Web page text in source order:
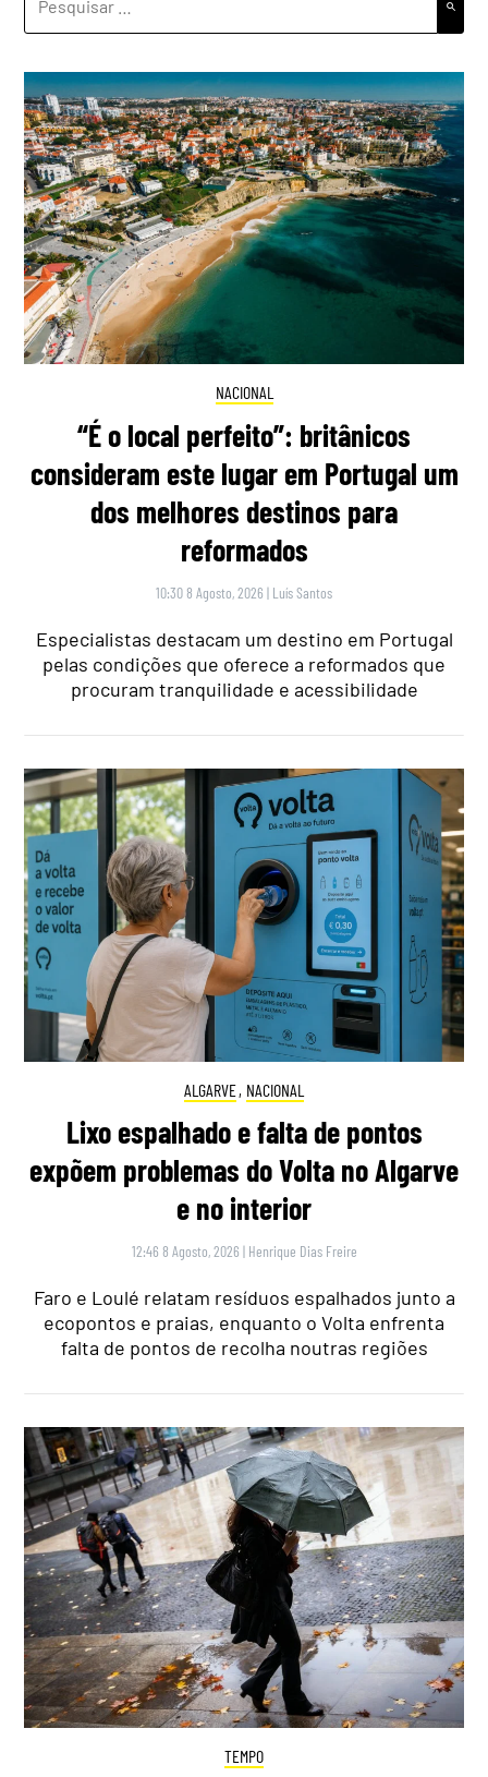
POR:
NACIONAL
“É o local perfeito”: britânicos
consideram este lugar em Portugal um
dos melhores destinos para
reformados
10:30 8 Agosto, 2026 | Luís Santos
Especialistas destacam um destino em Portugal
pelas condições que oferece a reformados que
procuram tranquilidade e acessibilidade
ALGARVE, NACIONAL
Lixo espalhado e falta de pontos
expõem problemas do Volta no Algarve
e no interior
12:46 8 Agosto, 2026 | Henrique Dias Freire
Faro e Loulé relatam resíduos espalhados junto a
ecopontos e praias, enquanto o Volta enfrenta
falta de pontos de recolha noutras regiões
TEMPO